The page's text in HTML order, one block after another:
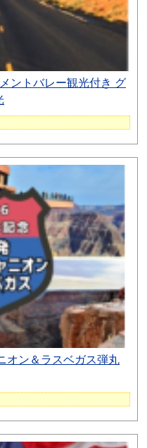
ントバレー観光付き グ
オン＆ラスベガス弾丸